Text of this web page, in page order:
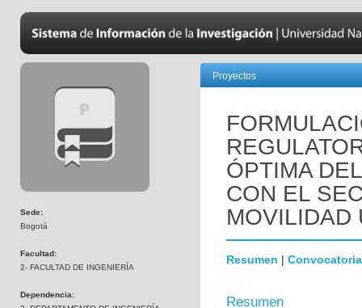
Sede:
Bogotá
Facultad:
2- FACULTAD DE INGENIERÍA
Dependencia:
Proyectos
ÓPTIMA
CON EL
MOVILIDAD
Resumen | Convocatoria
Resumen